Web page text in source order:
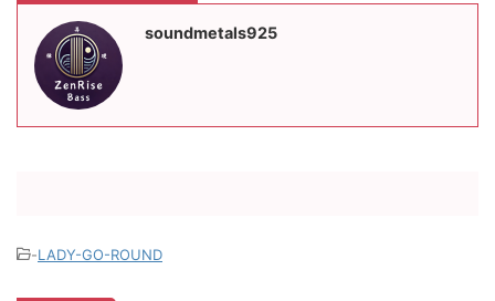
soundmetals925
-LADY-GO-ROUND